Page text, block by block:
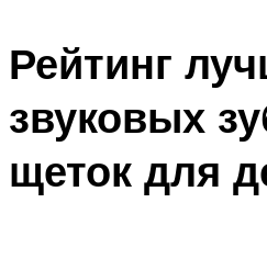
Рейтинг
звуковых
щеток для